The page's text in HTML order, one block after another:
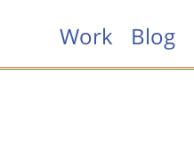
Work Blog